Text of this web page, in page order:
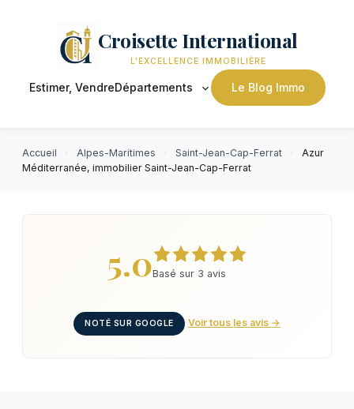
Croisette International
L'EXCELLENCE IMMOBILIÈRE
Estimer, VendreDépartements Le Blog Immo
Accueil Alpes-Maritimes Saint-Jean-Cap-Ferrat
Azur
Méditerranée, immobilier Saint-Jean-Cap-Ferrat
5.0Basé sur 3 avis
NOTÉ SUR GOOGLE Voir tous les avis →